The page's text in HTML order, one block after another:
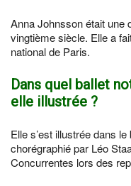
Anna Johnsson était une
vingtième siècle. Elle a
national de Paris.
Dans quel ballet
elle illustrée ?
Elle s’est illustrée dans
chorégraphié par Léo
Concurrentes lors des